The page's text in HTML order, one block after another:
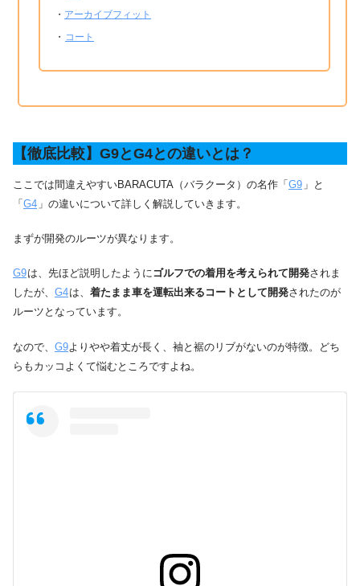
・ アーカイブフィット
・ コート
【徹底比較】G9とG4との違いとは？
ここでは間違えやすいBARACUTA（バラクータ）の名作「 G9 」と
「 G4 」の違いについて詳しく解説していきます。
まずが開発のルーツが異なります。
G9は、先ほど説明したようにゴルフでの着用を考えられて開発されま
したが、 G4は、 着たまま車を運転出来るコートとして開発されたのが
ルーツとなっています。
なので、 G9よりやや着丈が長く、袖と裾のリブがないのが特徴。どち
らもカッコよくて悩むところですよね。